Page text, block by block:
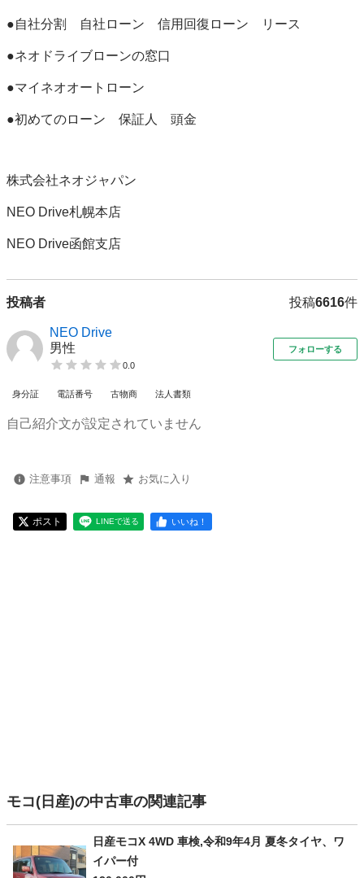
●自社分割　自社ローン　信用回復ローン　リース
●ネオドライブローンの窓口
●マイネオオートローン
●初めてのローン　保証人　頭金
株式会社ネオジャパン
NEO Drive札幌本店
NEO Drive函館支店
投稿者 投稿6616件
NEO Drive
男性
0.0
フォローする
身分証 電話番号 古物商 法人書類
自己紹介文が設定されていません
注意事項 通報 お気に入り
ポスト LINEで送る いいね！
モコ(日産)の中古車の関連記事
日産モコX 4WD 車検,令和9年4月 夏冬タイヤ、ワ
イパー付